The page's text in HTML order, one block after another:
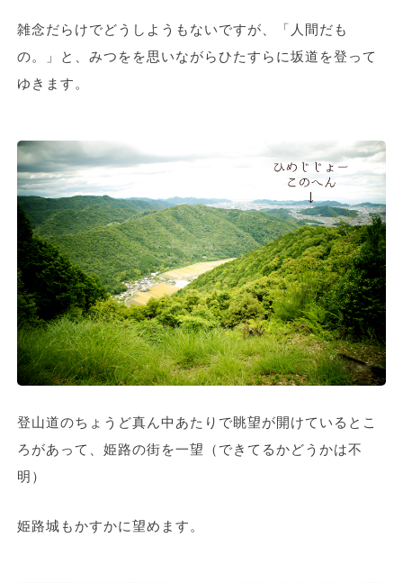
雑念だらけでどうしようもないですが、「人間だも
の。」と、みつをを思いながらひたすらに坂道を登って
ゆきます。
登山道のちょうど真ん中あたりで眺望が開けているとこ
ろがあって、姫路の街を一望（できてるかどうかは不
明）
姫路城もかすかに望めます。